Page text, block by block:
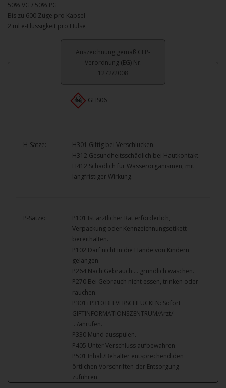
50% VG / 50% PG
Bis zu 600 Züge pro Kapsel
2 ml e-Flüssigkeit pro Hülse
Auszeichnung gemäß CLP-
Verordnung (EG) Nr.
1272/2008
GHS06
H-Sätze:
H301 Giftig bei Verschlucken.
H312 Gesundheitsschädlich bei Hautkontakt.
H412 Schädlich für Wasserorganismen, mit
langfristiger Wirkung.
P-Sätze:
P101 Ist ärztlicher Rat erforderlich,
Verpackung oder Kennzeichnungsetikett
bereithalten.
P102 Darf nicht in die Hände von Kindern
gelangen.
P264 Nach Gebrauch … gründlich waschen.
P270 Bei Gebrauch nicht essen, trinken oder
rauchen.
P301+P310 BEI VERSCHLUCKEN: Sofort
GIFTINFORMATIONSZENTRUM/Arzt/
…/anrufen.
P330 Mund ausspülen.
P405 Unter Verschluss aufbewahren.
P501 Inhalt/Behälter entsprechend den
örtlichen Vorschriften der Entsorgung
zuführen.